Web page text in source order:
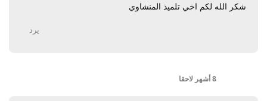
شكر الله لكم اخي تلميذ المنشاوي
يرد
8 أشهر لاحقا